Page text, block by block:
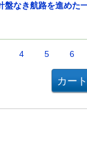
なき航路を進めた
4 5 6